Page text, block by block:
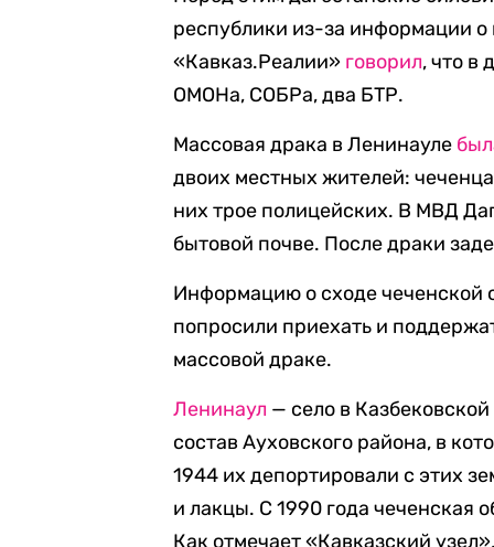
республики из-за информации о
«Кавказ.Реалии» говорил, что в
ОМОНа, СОБРа, два БТР.
Массовая драка в Ленинауле
двоих местных жителей:
них трое полицейских. В МВД
бытовой почве. После драки
Информацию о сходе чеченской
попросили приехать и
массовой драке.
Ленинаул — село в
состав Ауховского района, в
1944 их депортировали с этих
и лакцы. С 1990 года чеченская
Как отмечает «Кавказский